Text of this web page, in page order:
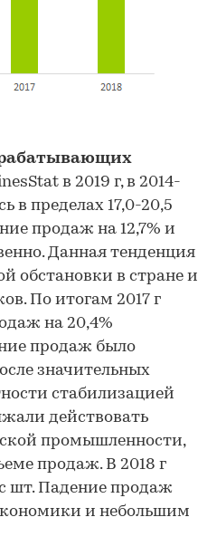
в 2019 г, в 2014-
в пределах 17,0-20,5
продаж на 12,7% и
Данная тенденция
обстановки в стране и
По итогам 2017 г
на 20,4%
продаж было
значительных
стабилизацией
действовать
промышленности,
продаж. В 2018 г
шт. Падение продаж
и небольшим